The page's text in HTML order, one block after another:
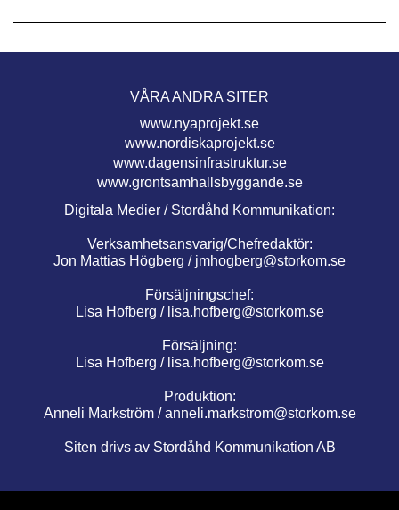
VÅRA ANDRA SITER
www.nyaprojekt.se
www.nordiskaprojekt.se
www.dagensinfrastruktur.se
www.grontsamhallsbyggande.se
Digitala Medier / Stordåhd Kommunikation:
Verksamhetsansvarig/Chefredaktör:
Jon Mattias Högberg / jmhogberg@storkom.se
Försäljningschef:
Lisa Hofberg / lisa.hofberg@storkom.se
Försäljning:
Lisa Hofberg / lisa.hofberg@storkom.se
Produktion:
Anneli Markström /anneli.markstrom@storkom.se
Siten drivs av Stordåhd Kommunikation AB